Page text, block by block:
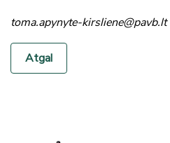
toma.apynyte-kirsliene@pavb.lt
Atgal